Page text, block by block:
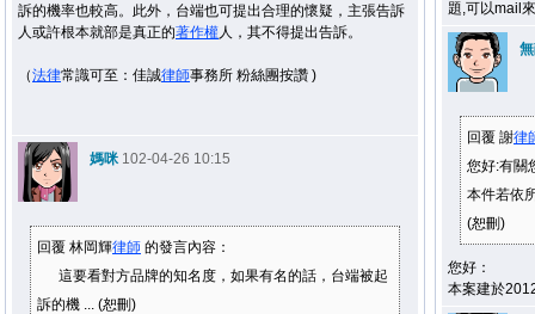
訴的機率也較高。此外，台端也可提出合理的懷疑，主張告訴
人或許根本就部是真正的著作權人，其不得提出告訴。
（法律常識可至：佳誠律師事務所 粉絲團按讚 )
媽咪102-04-26 10:15
回覆 林岡輝律師 的發言內容：
這要看對方品牌的知名度，如果有名的話，台端被起
訴的機 ... (恕刪)
題,可以mail
回覆 謝律
您好:有關
本件若依
(恕刪)
您好：
本案建於